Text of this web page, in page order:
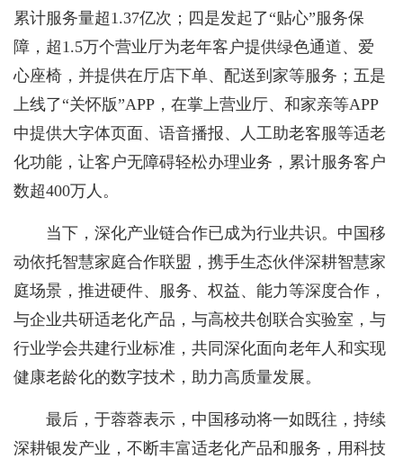
累计服务量超1.37亿次；四是发起了“贴心”服务保
障，超1.5万个营业厅为老年客户提供绿色通道、爱
心座椅，并提供在厅店下单、配送到家等服务；五是
上线了“关怀版”APP，在掌上营业厅、和家亲等APP
中提供大字体页面、语音播报、人工助老客服等适老
化功能，让客户无障碍轻松办理业务，累计服务客户
数超400万人。
当下，深化产业链合作已成为行业共识。中国移
动依托智慧家庭合作联盟，携手生态伙伴深耕智慧家
庭场景，推进硬件、服务、权益、能力等深度合作，
与企业共研适老化产品，与高校共创联合实验室，与
行业学会共建行业标准，共同深化面向老年人和实现
健康老龄化的数字技术，助力高质量发展。
最后，于蓉蓉表示，中国移动将一如既往，持续
深耕银发产业，不断丰富适老化产品和服务，用科技